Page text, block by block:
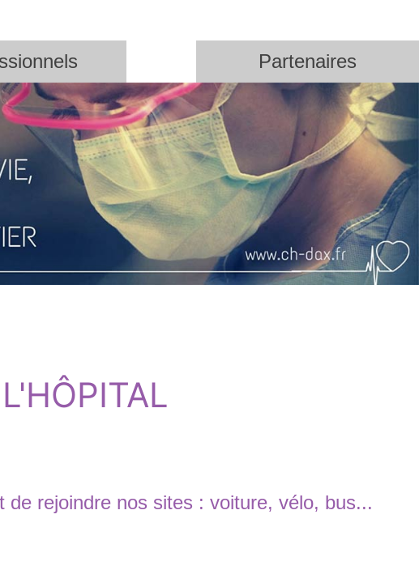
Partenaires
rejoindre nos sites : voiture, vélo, bus...